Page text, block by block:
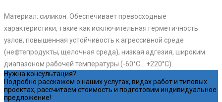
Материал: силикон. Обеспечивает превосходные
характеристики, такие как исключительная герметичность
узлов, повышенная устойчивость к агрессивной среде
(нефтепродукты, щелочная среда), низкая адгезия, широким
диапазоном рабочей температуры (-60°C .. +220°C).
Нужна консультация?
Подробно расскажем о наших услугах, видах работ и типовых
проектах, рассчитаем стоимость и подготовим индивидуальное
предложение!